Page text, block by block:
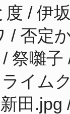
/ 伊
/ 否定
祭囃
イム
田